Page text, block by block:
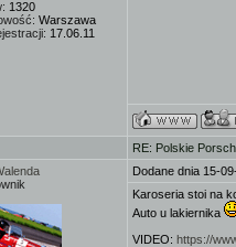
1320
Warszawa
17.06.11
RE: Polskie
Dodane dnia 15-
Karoseria stoi na
Auto u lakiernika
VIDEO: https://